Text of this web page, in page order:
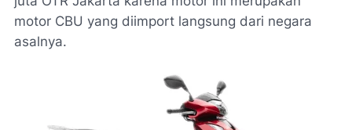
motor CBU yang diimport langsung dari negara
asalnya.